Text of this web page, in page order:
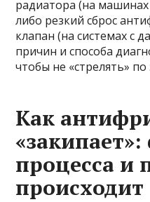
радиатора (на
либо резкий сброс
клапан (на системах с
причин и способа
чтобы не «стрелять» по
Как
процесса и
происходит